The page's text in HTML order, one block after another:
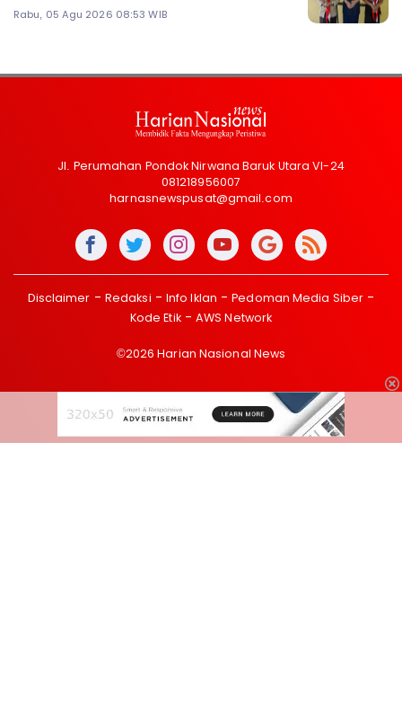
Rabu, 05 Agu 2026 08:53 WIB
Jl. Perumahan Pondok Nirwana Baruk Utara VI-24
081218956007
harnasnewspusat@gmail.com
Disclaimer Redaksi Info Iklan
Pedoman Media Siber
Kode Etik
AWS Network
©2026 Harian Nasional News